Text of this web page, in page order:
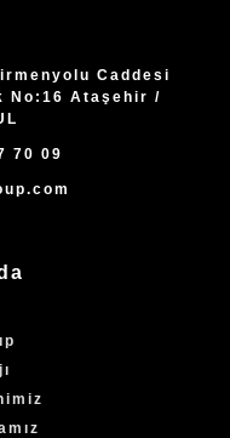
Caddesi
No:16 Ataşehir /
70 09